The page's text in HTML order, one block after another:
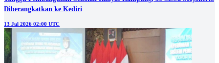
Diberangkatkan ke Kediri
13 Jul 2026 02:00 UTC